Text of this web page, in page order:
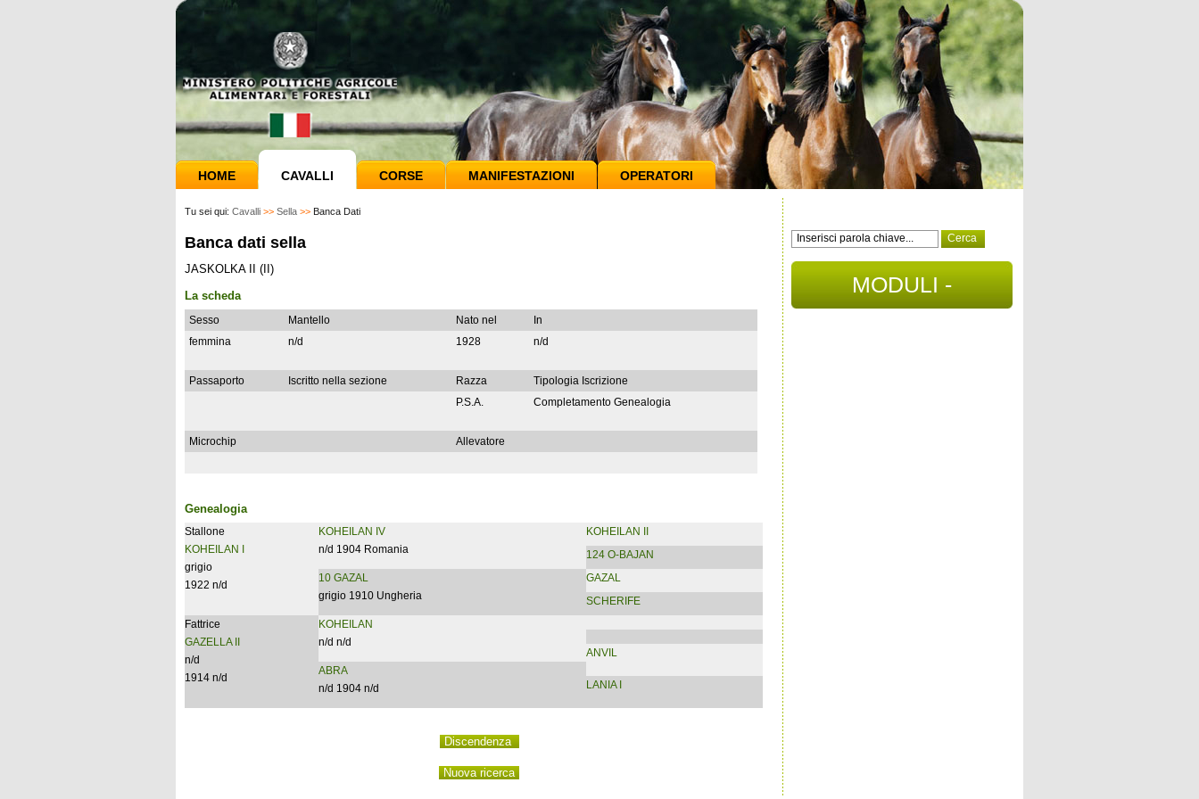
HOME CAVALLI CORSE MANIFESTAZIONI OPERATORI
Tu sei qui: Cavalli >> Sella >> Banca Dati
Banca dati sella
JASKOLKA II (II)
La scheda
Sesso Mantello Nato nel
In
femmina
n/d 1928 n/d
Passaporto Iscritto nella sezione Razza
Tipologia Iscrizione
P.S.A.
Completamento Genealogia
Microchip Allevatore
Genealogia
Stallone
KOHEILAN I
grigio
1922 n/d
KOHEILAN IV
n/d 1904 Romania
10 GAZAL
grigio 1910 Ungheria
KOHEILAN II
124 O-BAJAN
GAZAL
SCHERIFE
Fattrice
GAZELLA II
n/d
1914 n/d
KOHEILAN
n/d n/d
ABRA
n/d 1904 n/d
ANVIL
LANIA I
MODULI -